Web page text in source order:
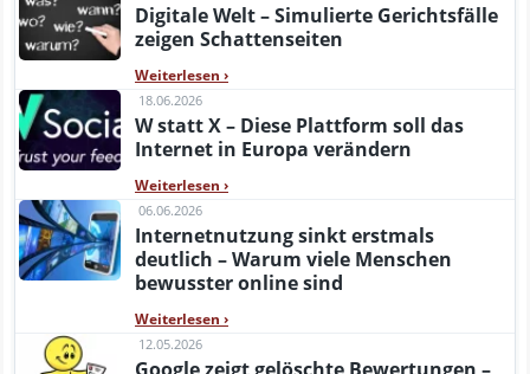
Digitale Welt – Simulierte Gerichtsfälle
zeigen Schattenseiten
Weiterlesen ›
18.06.2026
W statt X – Diese Plattform soll das
Internet in Europa verändern
Weiterlesen ›
06.06.2026
Internetnutzung sinkt erstmals
deutlich – Warum viele Menschen
bewusster online sind
Weiterlesen ›
12.05.2026
Google zeigt gelöschte Bewertungen –